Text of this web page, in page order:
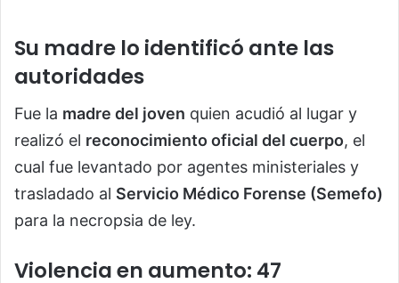
Su madre lo identificó ante las
autoridades
Fue la madre del joven quien acudió al lugar y
realizó el reconocimiento oficial del cuerpo, el
cual fue levantado por agentes ministeriales y
trasladado al Servicio Médico Forense (Semefo)
para la necropsia de ley.
Violencia en aumento: 47